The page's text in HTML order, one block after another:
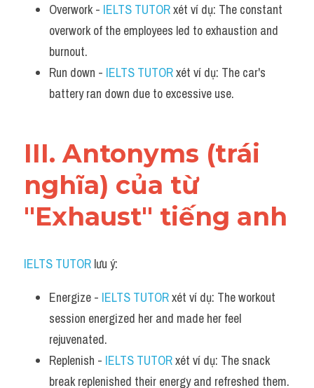
Overwork - IELTS TUTOR xét ví dụ: The constant
overwork of the employees led to exhaustion and
burnout.
Run down - IELTS TUTOR xét ví dụ: The car's
battery ran down due to excessive use.
III. Antonyms (trái
nghĩa) của từ
"Exhaust" tiếng anh
IELTS TUTOR lưu ý:​
Energize - IELTS TUTOR xét ví dụ: The workout
session energized her and made her feel
rejuvenated.
Replenish - IELTS TUTOR xét ví dụ: The snack
break replenished their energy and refreshed them.